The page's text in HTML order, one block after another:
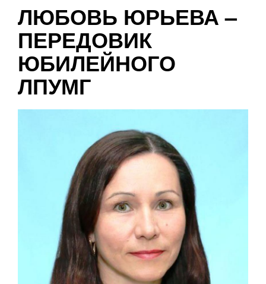
ЛЮБОВЬ ЮРЬЕВА –
ПЕРЕДОВИК
ЮБИЛЕЙНОГО
ЛПУМГ